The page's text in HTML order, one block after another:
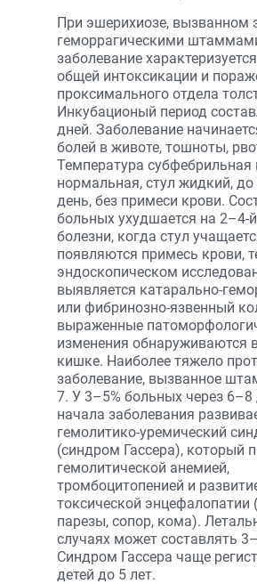
При эшерихиозе, вызванном
геморрагическими
заболевание
общей интоксикации и
проксимального отдела
Инкубационый период
дней. Заболевание
болей в животе, тошноты,
Температура субфебрильная
нормальная, стул жидкий,
день, без примеси крови.
больных ухудшается на 2–4-
болезни, когда стул
появляются примесь крови,
эндоскопическом
выявляется катарально-
или фибринозно-язвенный
выраженные
изменения обнаруживаются
кишке. Наиболее тяжело
заболевание, вызванное
7. У 3–5% больных через 6–8
начала заболевания
гемолитико-уремический
(синдром Гассера), который
гемолитической анемией,
тромбоцитопенией и
токсической энцефалопатии
парезы, сопор, кома).
случаях может составлять
Синдром Гассера чаще
детей до 5 лет.